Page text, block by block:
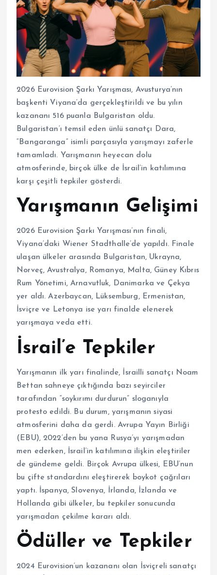
2026 Eurovision Şarkı Yarışması, Avusturya’nın
başkenti Viyana’da gerçekleştirildi ve bu yılın
kazananı 516 puanla Bulgaristan oldu.
Bulgaristan’ı temsil eden ünlü sanatçı Dara,
“Bangaranga” isimli parçasıyla yarışmayı zaferle
tamamladı. Yarışmanın heyecan dolu
atmosferinde, birçok ülke de İsrail’in katılımına
karşı çeşitli tepkiler gösterdi.
Yarışmanın Gelişimi
2026 Eurovision Şarkı Yarışması’nın finali,
Viyana’daki Wiener Stadthalle’de yapıldı. Finale
ulaşan ülkeler arasında Bulgaristan, Ukrayna,
Norveç, Avustralya, Romanya, Malta, Güney Kıbrıs
Rum Yönetimi, Arnavutluk, Danimarka ve Çekya
yer aldı. Azerbaycan, Lüksemburg, Ermenistan,
İsviçre ve Letonya ise yarı finalde elenerek
yarışmaya veda etti.
İsrail’e Tepkiler
Yarışmanın ilk yarı finalinde, İsrailli sanatçı Noam
Bettan sahneye çıktığında bazı seyirciler
tarafından “soykırımı durdurun” sloganıyla
protesto edildi. Bu durum, yarışmanın siyasi
atmosferini daha da gerdi. Avrupa Yayın Birliği
(EBU), 2022’den bu yana Rusya’yı yarışmadan
men ederken, İsrail’in katılımına ilişkin eleştiriler
de gündeme geldi. Birçok Avrupa ülkesi, EBU’nun
bu çifte standardını eleştirerek boykot çağrıları
yaptı. İspanya, Slovenya, İrlanda, İzlanda ve
Hollanda gibi ülkeler, bu tepkiler sonucunda
yarışmadan çekilme kararı aldı.
Ödüller ve Tepkiler
2024 Eurovision’un kazananı olan İsviçreli sanatçı